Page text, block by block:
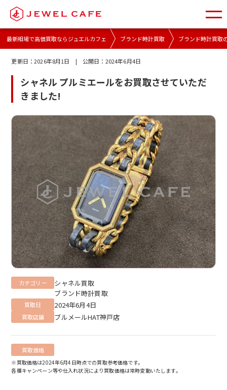
最新相場で高価買取ならジュエルカフェ ブランド時計買取 ブランド時計買取
更新日：2026年8月1日 | 公開日： 2024年6月4日
シャネル プルミエールをお買取させていただ
きました!
カテゴリー
シャネル買取
ブランド時計買取
買取日 2024年6月4日
買取店舗 ブルメールHAT神戸店
買取価格
※買取価格は2024年6月4日時点での買取参考価格です。
各種キャンペーン等や仕入れ状況により買取価格は常時変動いたします。